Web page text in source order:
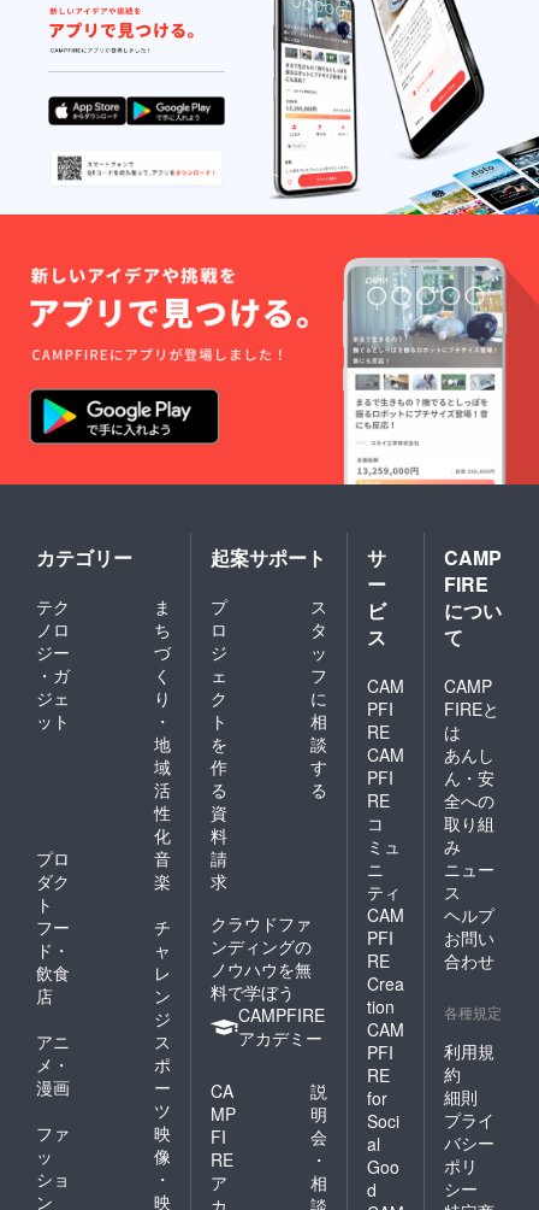
カテゴリー
テク
ノロ
ジー
・ガ
ジェ
ット
ま
ち
づ
く
り
・
地
域
活
性
化
プロ
ダク
ト
音
楽
フー
ド・
飲食
店
チ
ャ
レ
ン
ジ
アニ
メ・
漫画
ス
ポ
ー
ツ
ファ
ッ
ショ
ン
映
像
・
映
起案サポート
プ
ロ
ジ
ェ
ク
ト
を
作
る
ス
タ
ッ
フ
に
相
談
す
る
資
料
請
求
クラウドファ
ンディングの
ノウハウを無
料で学ぼう
CAMPFIRE
アカデミー
CA
MP
FI
RE
ア
説
明
会
・
相
サ
ー
ビ
ス
CAM
PFI
RE
CAM
PFI
RE
コ
ミュ
ニ
ティ
CAM
PFI
RE
Crea
tion
CAM
PFI
RE
for
Soci
al
Goo
d
CAMP
FIRE
につい
て
CAMP
FIREと
は
あんし
ん・安
全への
取り組
み
ニュー
ス
ヘルプ
お問い
合わせ
各種規定
利用規
約
細則
プライ
バシー
ポリ
シー